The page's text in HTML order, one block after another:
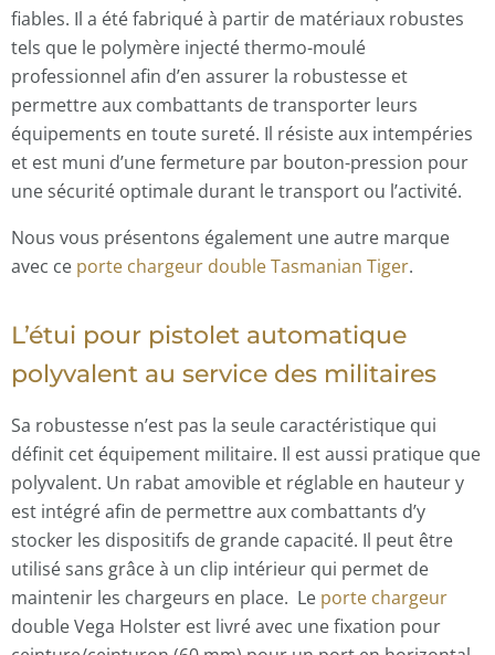
fiables. Il a été fabriqué à partir de matériaux robustes
tels que le polymère injecté thermo-moulé
professionnel afin d’en assurer la robustesse et
permettre aux combattants de transporter leurs
équipements en toute sureté. Il résiste aux intempéries
et est muni d’une fermeture par bouton-pression pour
une sécurité optimale durant le transport ou l’activité.
Nous vous présentons également une autre marque
avec ce porte chargeur double Tasmanian Tiger.
L’étui pour pistolet automatique
polyvalent au service des militaires
Sa robustesse n’est pas la seule caractéristique qui
définit cet équipement militaire. Il est aussi pratique que
polyvalent. Un rabat amovible et réglable en hauteur y
est intégré afin de permettre aux combattants d’y
stocker les dispositifs de grande capacité. Il peut être
utilisé sans grâce à un clip intérieur qui permet de
maintenir les chargeurs en place. Le porte chargeur
double Vega Holster est livré avec une fixation pour